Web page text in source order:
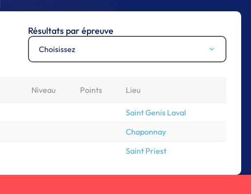
Résultats par épreuve
Choisissez
Niveau Points Lieu
Saint Genis Laval
Chaponnay
Saint Priest